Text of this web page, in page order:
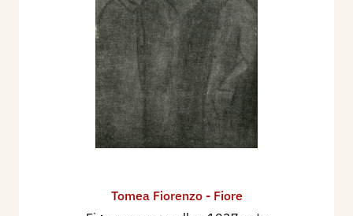
Tomea Fiorenzo - Fiore